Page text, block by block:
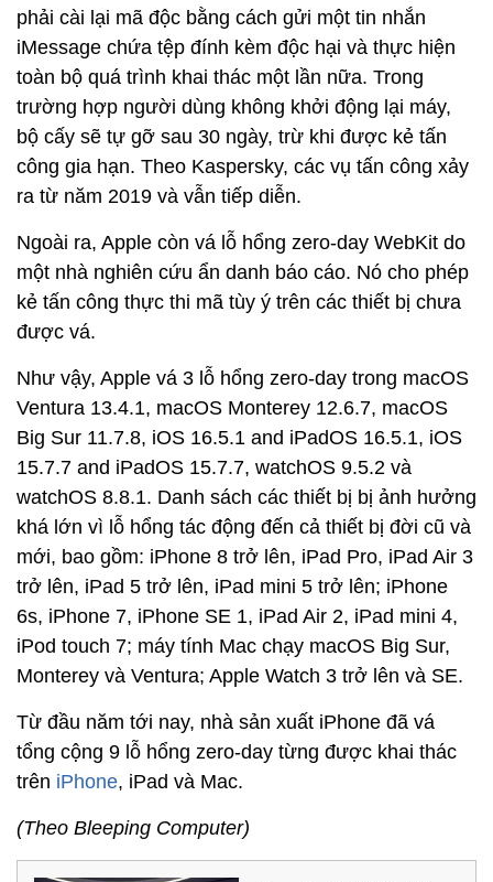
phải cài lại mã độc bằng cách gửi một tin nhắn
iMessage chứa tệp đính kèm độc hại và thực hiện
toàn bộ quá trình khai thác một lần nữa. Trong
trường hợp người dùng không khởi động lại máy,
bộ cấy sẽ tự gỡ sau 30 ngày, trừ khi được kẻ tấn
công gia hạn. Theo Kaspersky, các vụ tấn công xảy
ra từ năm 2019 và vẫn tiếp diễn.
Ngoài ra, Apple còn vá lỗ hổng zero-day WebKit do
một nhà nghiên cứu ẩn danh báo cáo. Nó cho phép
kẻ tấn công thực thi mã tùy ý trên các thiết bị chưa
được vá.
Như vậy, Apple vá 3 lỗ hổng zero-day trong macOS
Ventura 13.4.1, macOS Monterey 12.6.7, macOS
Big Sur 11.7.8, iOS 16.5.1 and iPadOS 16.5.1, iOS
15.7.7 and iPadOS 15.7.7, watchOS 9.5.2 và
watchOS 8.8.1. Danh sách các thiết bị bị ảnh hưởng
khá lớn vì lỗ hổng tác động đến cả thiết bị đời cũ và
mới, bao gồm: iPhone 8 trở lên, iPad Pro, iPad Air 3
trở lên, iPad 5 trở lên, iPad mini 5 trở lên; iPhone
6s, iPhone 7, iPhone SE 1, iPad Air 2, iPad mini 4,
iPod touch 7; máy tính Mac chạy macOS Big Sur,
Monterey và Ventura; Apple Watch 3 trở lên và SE.
Từ đầu năm tới nay, nhà sản xuất iPhone đã vá
tổng cộng 9 lỗ hổng zero-day từng được khai thác
trên iPhone, iPad và Mac.
(Theo Bleeping Computer)